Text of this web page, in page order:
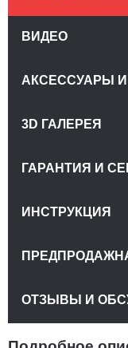
ВИДЕО
АКСЕССУАРЫ
3D ГАЛЕРЕЯ
ГАРАНТИЯ И
ИНСТРУКЦИЯ
ОТЗЫВЫ И